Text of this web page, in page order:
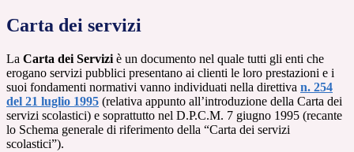
Carta dei servizi
La Carta dei Servizi è un documento nel quale tutti gli enti che
erogano servizi pubblici presentano ai clienti le loro prestazioni e i
suoi fondamenti normativi vanno individuati nella direttiva n. 254
del 21 luglio 1995 (relativa appunto all’introduzione della Carta dei
servizi scolastici) e soprattutto nel D.P.C.M. 7 giugno 1995 (recante
lo Schema generale di riferimento della “Carta dei servizi
scolastici”).